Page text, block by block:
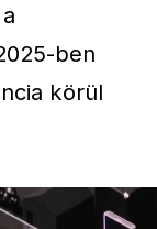
ben
körül